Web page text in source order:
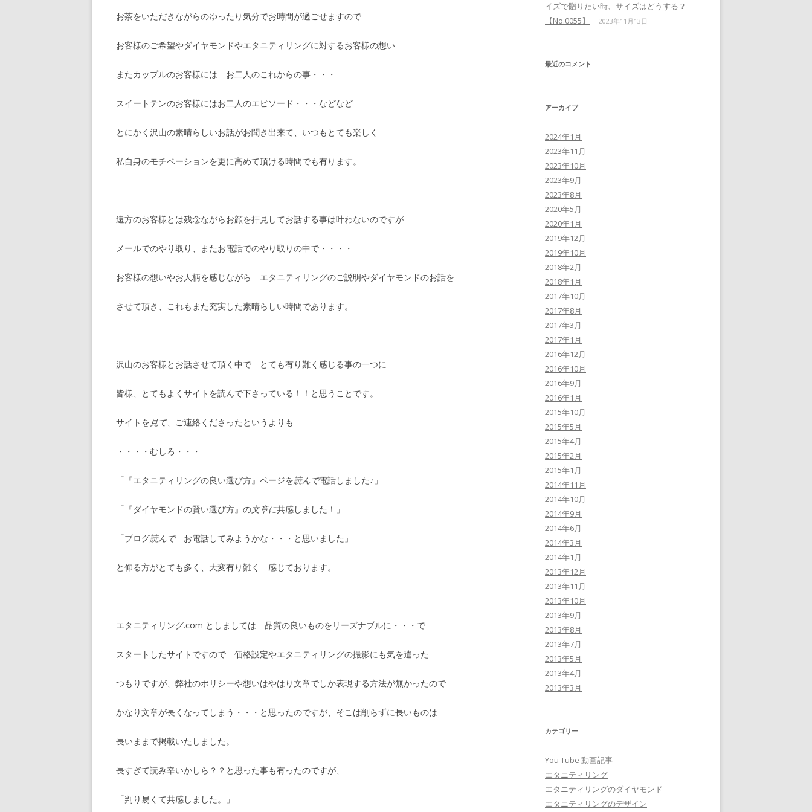
お茶をいただきながらのゆったり気分でお時間が過ごせますので
お客様のご希望やダイヤモンドやエタニティリングに対するお客様の想い
またカップルのお客様には お二人のこれからの事・・・
スイートテンのお客様にはお二人のエピソード・・・などなど
とにかく沢山の素晴らしいお話がお聞き出来て、いつもとても楽しく
私自身のモチベーションを更に高めて頂ける時間でも有ります。
遠方のお客様とは残念ながらお顔を拝見してお話する事は叶わないのですが
メールでのやり取り、またお電話でのやり取りの中で・・・・
お客様の想いやお人柄を感じながら エタニティリングのご説明やダイヤモンドのお話を
させて頂き、これもまた充実した素晴らしい時間であります。
沢山のお客様とお話させて頂く中で とても有り難く感じる事の一つに
皆様、とてもよくサイトを読んで下さっている！！と思うことです。
サイトを 見て、ご連絡くださったというよりも
・・・・むしろ・・・
「『エタニティリングの良い選び方』ページを読んで電話しました♪」
「『ダイヤモンドの賢い選び方』の文章に共感しました！」
「ブログ読んでお電話してみようかな・・・と思いました」
と仰る方がとても多く、大変有り難く 感じております。
エタニティリング.com としましては 品質の良いものをリーズナブルに・・・で
スタートしたサイトですので 価格設定やエタニティリングの撮影にも気を遣った
つもりですが、弊社のポリシーや想いはやはり文章でしか表現する方法が無かったので
かなり文章が長くなってしまう・・・と思ったのですが、そこは削らずに長いものは
長いままで掲載いたしました。
長すぎて読み辛いかしら？？と思った事も有ったのですが、
「判り易くて共感しました。」
イズで贈りたい時、サイズはどうする？
【No.0055】
2023年11月13日
最近のコメント
アーカイブ
2024年1月
2023年11月
2023年10月
2023年9月
2023年8月
2020年5月
2020年1月
2019年12月
2019年10月
2018年2月
2018年1月
2017年10月
2017年8月
2017年3月
2017年1月
2016年12月
2016年10月
2016年9月
2016年1月
2015年10月
2015年5月
2015年4月
2015年2月
2015年1月
2014年11月
2014年10月
2014年9月
2014年6月
2014年3月
2014年1月
2013年12月
2013年11月
2013年10月
2013年9月
2013年8月
2013年7月
2013年5月
2013年4月
2013年3月
カテゴリー
You Tube 動画記事
エタニティリング
エタニティリングのダイヤモンド
エタニティリングのデザイン